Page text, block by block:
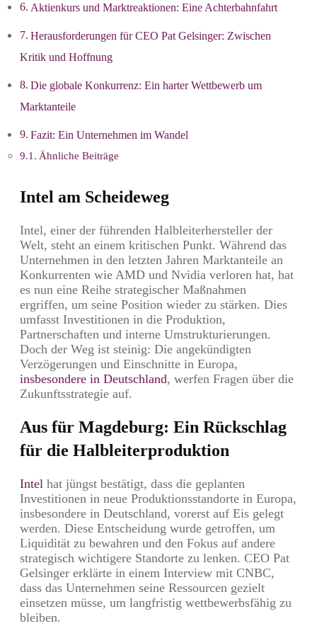
Aktienkurs und Marktreaktionen: Eine Achterbahnfahrt
Herausforderungen für CEO Pat Gelsinger: Zwischen
Kritik und Hoffnung
Die globale Konkurrenz: Ein harter Wettbewerb um
Marktanteile
Fazit: Ein Unternehmen im Wandel
Ähnliche Beiträge
Intel am Scheideweg
Intel, einer der führenden Halbleiterhersteller der
Welt, steht an einem kritischen Punkt. Während das
Unternehmen in den letzten Jahren Marktanteile an
Konkurrenten wie AMD und Nvidia verloren hat, hat
es nun eine Reihe strategischer Maßnahmen
ergriffen, um seine Position wieder zu stärken. Dies
umfasst Investitionen in die Produktion,
Partnerschaften und interne Umstrukturierungen.
Doch der Weg ist steinig: Die angekündigten
Verzögerungen und Einschnitte in Europa,
insbesondere in Deutschland, werfen Fragen über die
Zukunftsstrategie auf.
Aus für Magdeburg: Ein Rückschlag
für die Halbleiterproduktion
Intel hat jüngst bestätigt, dass die geplanten
Investitionen in neue Produktionsstandorte in Europa,
insbesondere in Deutschland, vorerst auf Eis gelegt
werden. Diese Entscheidung wurde getroffen, um
Liquidität zu bewahren und den Fokus auf andere
strategisch wichtigere Standorte zu lenken. CEO Pat
Gelsinger erklärte in einem Interview mit CNBC,
dass das Unternehmen seine Ressourcen gezielt
einsetzen müsse, um langfristig wettbewerbsfähig zu
bleiben.